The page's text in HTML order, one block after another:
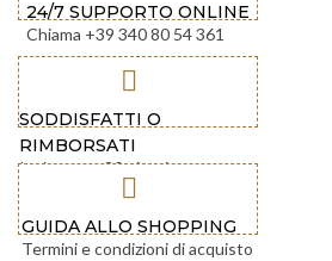
24/7 SUPPORTO ONLINE
Chiama +39 340 80 54 361
SODDISFATTI O
RIMBORSATI
Invia entro 30 giorni
GUIDA ALLO SHOPPING
Termini e condizioni di acquisto